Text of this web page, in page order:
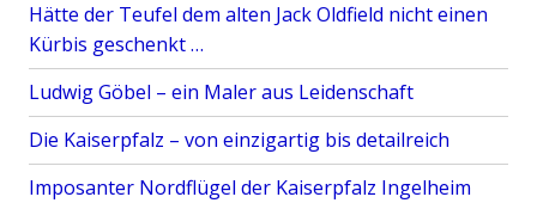
Hätte der Teufel dem alten Jack Oldfield nicht einen
Kürbis geschenkt …
Ludwig Göbel – ein Maler aus Leidenschaft
Die Kaiserpfalz – von einzigartig bis detailreich
Imposanter Nordflügel der Kaiserpfalz Ingelheim